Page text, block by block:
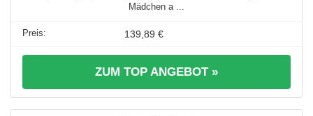
Mädchen a ...
139,89 €
ZUM TOP ANGEBOT »